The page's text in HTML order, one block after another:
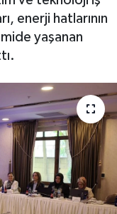
enerji hatlarının
yaşanan